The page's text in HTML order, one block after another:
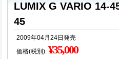
LUMIX G VARIO 14-
45
2009年04月24日発売
価格(税別): ¥35,000